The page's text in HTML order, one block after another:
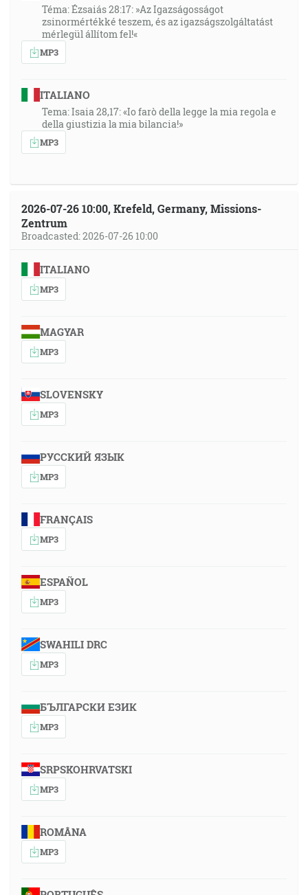
Téma: Ézsaiás 28:17: »Az Igazságosságot
zsinormértékké teszem, és az igazságszolgáltatást
mérlegül állítom fel!«
MP3
ITALIANO
Tema: Isaia 28,17: «Io farò della legge la mia regola e
della giustizia la mia bilancia!»
MP3
2026-07-26 10:00, Krefeld, Germany, Missions-
Zentrum
Broadcasted: 2026-07-26 10:00
ITALIANO
MP3
MAGYAR
MP3
SLOVENSKY
MP3
РУССКИЙ ЯЗЫК
MP3
FRANÇAIS
MP3
ESPAÑOL
MP3
SWAHILI DRC
MP3
БЪЛГАРСКИ ЕЗИК
MP3
SRPSKOHRVATSKI
MP3
ROMÂNA
MP3